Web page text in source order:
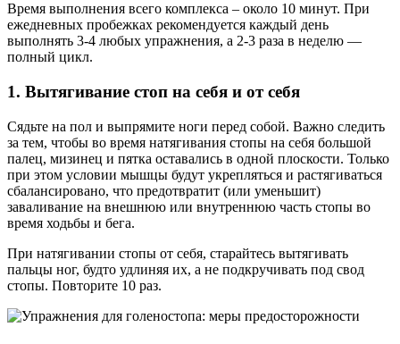
Время выполнения всего комплекса – около 10 минут. При
ежедневных пробежках рекомендуется каждый день
выполнять 3-4 любых упражнения, а 2-3 раза в неделю —
полный цикл.
1. Вытягивание стоп на себя и от себя
Сядьте на пол и выпрямите ноги перед собой. Важно следить
за тем, чтобы во время натягивания стопы на себя большой
палец, мизинец и пятка оставались в одной плоскости. Только
при этом условии мышцы будут укрепляться и растягиваться
сбалансировано, что предотвратит (или уменьшит)
заваливание на внешнюю или внутреннюю часть стопы во
время ходьбы и бега.
При натягивании стопы от себя, старайтесь вытягивать
пальцы ног, будто удлиняя их, а не подкручивать под свод
стопы. Повторите 10 раз.